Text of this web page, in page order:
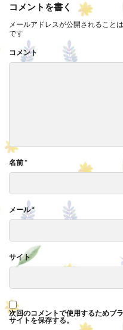
コメントを書く
メールアドレスが公開されること
です
コメント
名前*
メール*
サイト
次回のコメントで使用するためブ
サイトを保存する。